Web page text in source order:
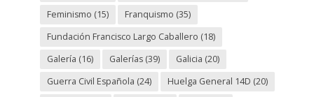
Feminismo (15) Franquismo (35)
Fundación Francisco Largo Caballero (18)
Galería (16) Galerías(39) Galicia (20)
Guerra Civil Española (24) Huelga General 14D (20)